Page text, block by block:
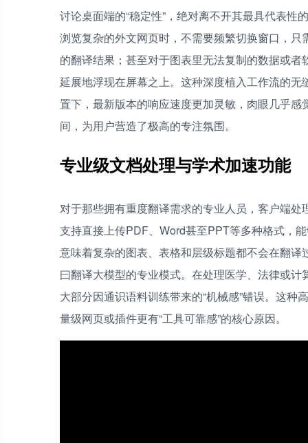
讨论桌面端的“稳定性”，绝对离不开其最具代表
浏览复杂的外文网页时，不需要频繁切换窗口，
的翻译结果；甚至对于图表里无法复制的数据或
延展地浮现在屏幕之上。这种深度植入工作流的
置下，最新版本的响应速度更加灵敏，肉眼几乎感
间，为用户营造了极高的专注氛围。
专业级文档处理与学术加速功能
对于那些拥有重度翻译需求的专业人员，客户端
支持直接上传PDF、Word甚至PPT等多种格式，
意味着复杂的图表、表格和层级标题都不会在翻译
曰翻译大模型的专业模式。在处理医学、法律或
大部分因通识语料训练带来的“机械感”错误。这
量级网页或插件更有“工具可靠感”的核心原因。